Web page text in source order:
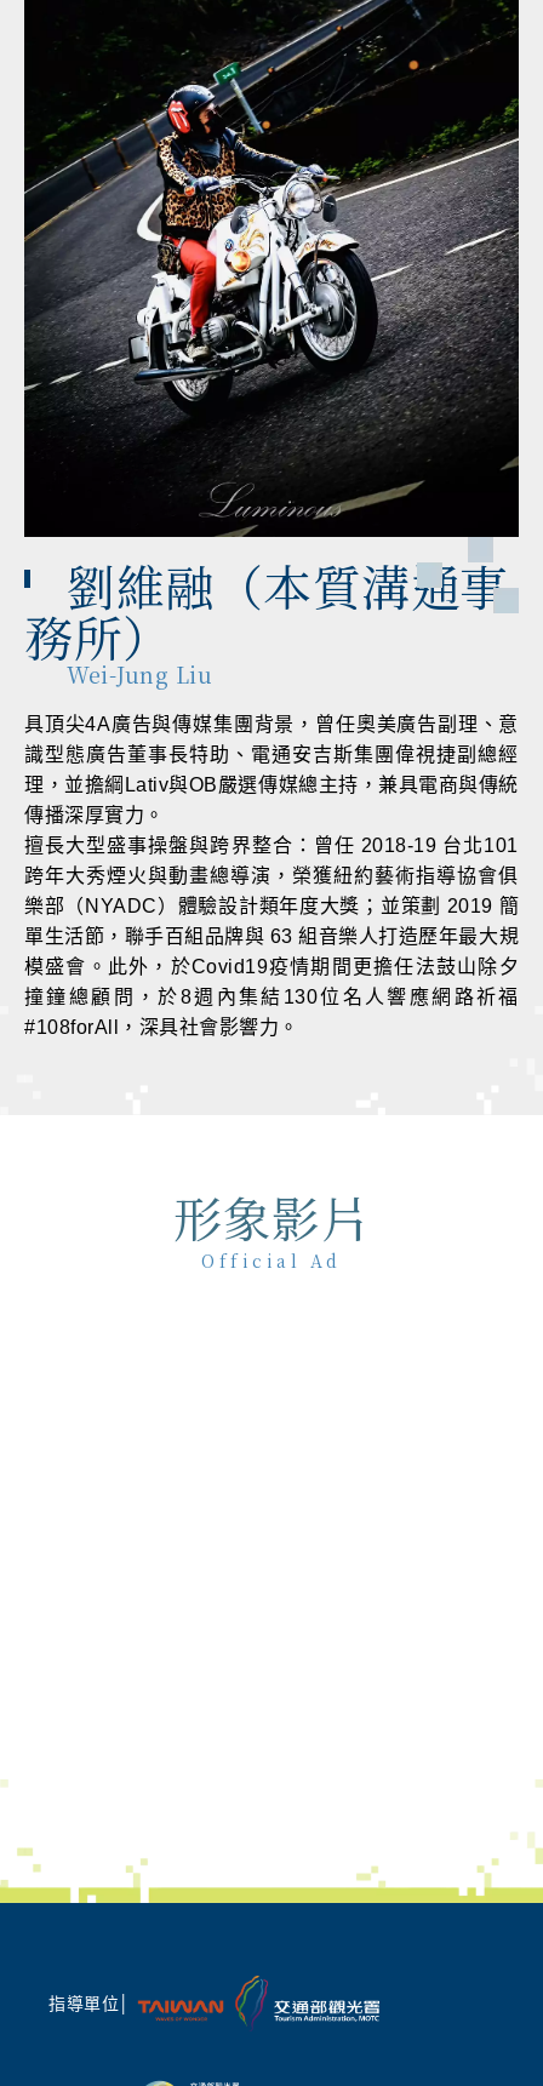
劉維融（本質溝通事
務所）
Wei-Jung Liu
具頂尖4A廣告與傳媒集團背景，曾任奧美廣告副理、意
識型態廣告董事長特助、電通安吉斯集團偉視捷副總經
理，並擔綱Lativ與OB嚴選傳媒總主持，兼具電商與傳統
傳播深厚實力。
擅長大型盛事操盤與跨界整合：曾任 2018-19 台北101
跨年大秀煙火與動畫總導演，榮獲紐約藝術指導協會俱
樂部（NYADC）體驗設計類年度大獎；並策劃 2019 簡
單生活節，聯手百組品牌與 63 組音樂人打造歷年最大規
模盛會。此外，於Covid19疫情期間更擔任法鼓山除夕
撞鐘總顧問，於8週內集結130位名人響應網路祈福
#108forAll，深具社會影響力。
形象影片
Official Ad
指導單位│